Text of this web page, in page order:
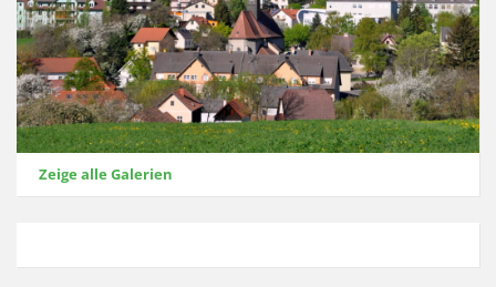
Zeige alle Galerien